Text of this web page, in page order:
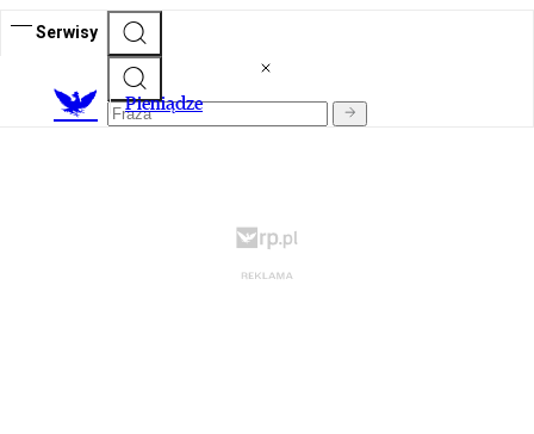
Serwisy
Pieniądze